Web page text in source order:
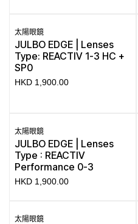
太陽眼鏡
JULBO EDGE | Lenses
Type: REACTIV 1-3 HC +
SP0
HKD 1,900.00
太陽眼鏡
JULBO EDGE | Lenses
Type : REACTIV
Performance 0-3
HKD 1,900.00
太陽眼鏡